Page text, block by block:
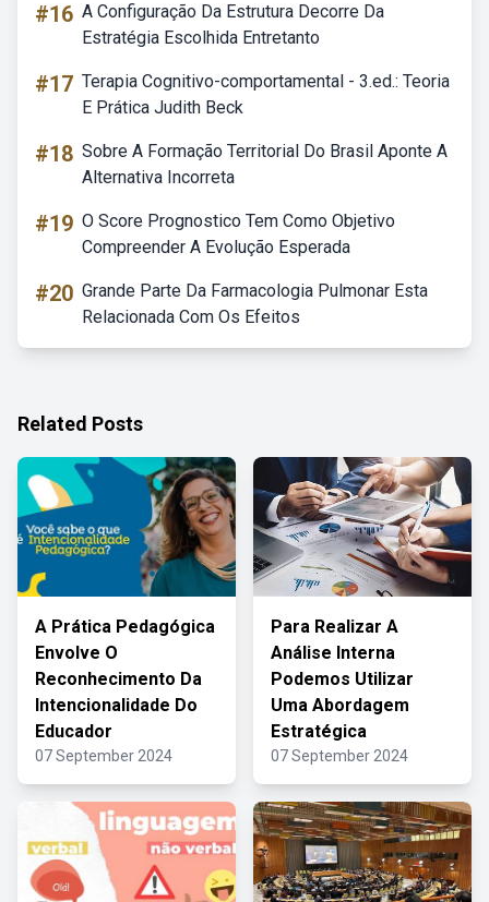
#16 A Configuração Da Estrutura Decorre Da
Estratégia Escolhida Entretanto
#17 Terapia Cognitivo-comportamental - 3.ed.: Teoria
E Prática Judith Beck
#18 Sobre A Formação Territorial Do Brasil Aponte A
Alternativa Incorreta
#19 O Score Prognostico Tem Como Objetivo
Compreender A Evolução Esperada
#20 Grande Parte Da Farmacologia Pulmonar Esta
Relacionada Com Os Efeitos
Related Posts
A Prática Pedagógica
Envolve O
Reconhecimento Da
Intencionalidade Do
Educador
07 September 2024
Para Realizar A
Análise Interna
Podemos Utilizar
Uma Abordagem
Estratégica
07 September 2024